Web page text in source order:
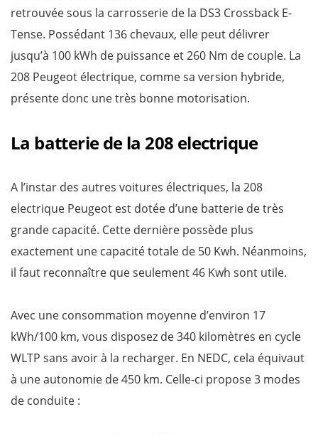
retrouvée sous la carrosserie de la DS3 Crossback E-
Tense. Possédant 136 chevaux, elle peut délivrer
jusqu’à 100 kWh de puissance et 260 Nm de couple. La
208 Peugeot électrique, comme sa version hybride,
présente donc une très bonne motorisation.
La batterie de la 208 electrique
A l’instar des autres voitures électriques, la 208
electrique Peugeot est dotée d’une batterie de très
grande capacité. Cette dernière possède plus
exactement une capacité totale de 50 Kwh. Néanmoins,
il faut reconnaître que seulement 46 Kwh sont utile.
Avec une consommation moyenne d’environ 17
kWh/100 km, vous disposez de 340 kilomètres en cycle
WLTP sans avoir à la recharger. En NEDC, cela équivaut
à une autonomie de 450 km. Celle-ci propose 3 modes
de conduite :